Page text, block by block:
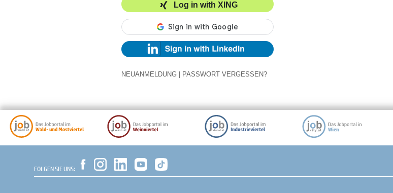
Log in with XING
NEUANMELDUNG PASSWORT VERGESSEN?
FOLGEN SIE UNS: